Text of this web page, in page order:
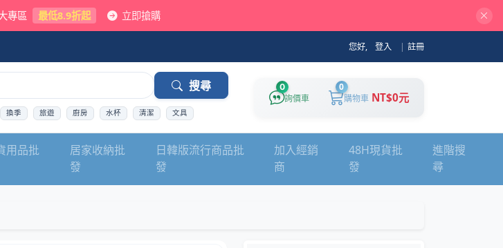
專區 最低8.9折起 立即搶購
您好, 登入 | 註冊
搜尋
換季 旅遊 廚房 水杯 清潔 文具
0
詢價車
0
購物車 NT$0元
用品批
居家收納批
發
日韓版流行商品批
發
加入經銷
商
48H現貨批
發
進階搜
尋